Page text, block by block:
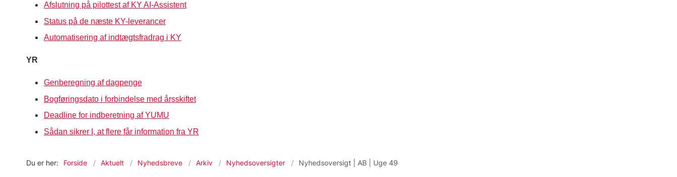
Afslutning på pilottest af KY AI-Assistent
Status på de næste KY-leverancer
Automatisering af indtægtsfradrag i KY
YR
Genberegning af dagpenge
Bogføringsdato i forbindelse med årsskiftet
Deadline for indberetning af YUMU
Sådan sikrer I, at flere får information fra YR
Du er her: Forside Aktuelt Nyhedsbreve Arkiv Nyhedsoversigter Nyhedsoversigt | AB | Uge 49